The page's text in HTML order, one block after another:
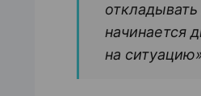
начинается
на